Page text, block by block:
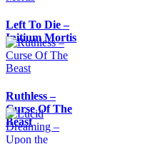
Left To Die –
Initium Mortis
Ruthless –
Curse Of The
Beast